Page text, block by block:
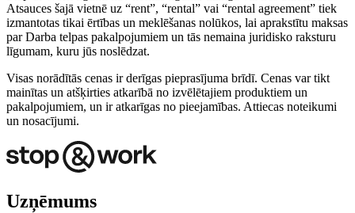
Atsauces šajā vietnē uz “rent”, “rental” vai “rental agreement” tiek
izmantotas tikai ērtības un meklēšanas nolūkos, lai aprakstītu maksas
par Darba telpas pakalpojumiem un tās nemaina juridisko raksturu
līgumam, kuru jūs noslēdzat.
Visas norādītās cenas ir derīgas pieprasījuma brīdī. Cenas var tikt
mainītas un atšķirties atkarībā no izvēlētajiem produktiem un
pakalpojumiem, un ir atkarīgas no pieejamības. Attiecas noteikumi
un nosacījumi.
Uzņēmums